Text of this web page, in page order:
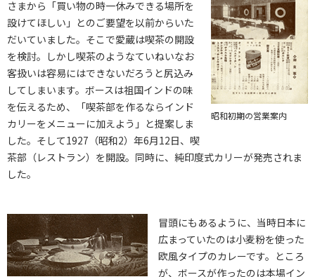
昭和初期の営業案内
さまから「買い物の時一休みできる場所を
設けてほしい」とのご要望を以前からいた
だいていました。そこで愛蔵は喫茶の開設
を検討。しかし喫茶のようなていねいなお
客扱いは容易にはできないだろうと尻込み
してしまいます。ボースは祖国インドの味
を伝えるため、「喫茶部を作るならインド
カリーをメニューに加えよう」と提案しま
した。そして1927（昭和2）年6月12日、喫
茶部（レストラン）を開設。同時に、純印度式カリーが発売されま
した。
冒頭にもあるように、当時日本に
広まっていたのは小麦粉を使った
欧風タイプのカレーです。ところ
が、ボースが作ったのは本場イン